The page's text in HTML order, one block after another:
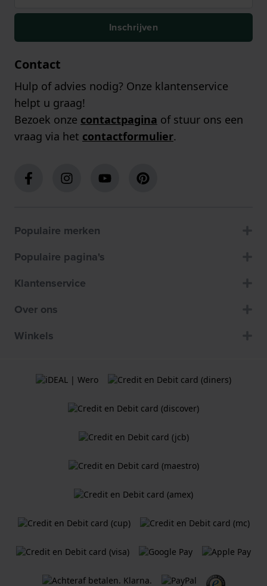
Inschrijven
Contact
Hulp of advies nodig? Onze klantenservice
helpt u graag!
Bezoek onze contactpagina of stuur ons een
vraag via het contactformulier.
Populaire merken
Populaire pagina's
Klantenservice
Over ons
Winkels